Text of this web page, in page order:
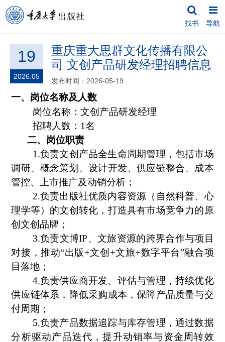
找书 导航
19
2026.05
重庆重大思群文化传播有限公
司 文创产品研发经理招聘信息
发布时间：2026-05-19
一、岗位名称及人数
岗位名称：文创产品研发经理
招聘人数： 1名
二、岗位职责
1.负责文创产品全生命周期管理，包括市场
调研、概念策划、设计开发、供应链整合、成本
管控、上市推广及动销分析；
2.负责出版社优质内容资源（自然科普、心
理学等）的文创转化，打造具有市场竞争力的原
创文创品牌；
3.负责文博IP、文旅资源的跨界合作与项目
对接，推动“出版+文创+文旅+数字平台”融合项
目落地；
4.负责供应商开发、评估与管理，持续优化
供应链体系，降低采购成本，保障产品质量与交
付周期；
5.负责产品数据追踪与库存管理，通过数据
分析驱动产品迭代，提升动销率与资金周转效